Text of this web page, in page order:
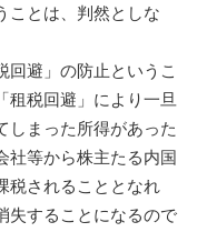
ことは、判然としな
避」の防止というこ
租税回避」により一旦
しまった所得があった
社等から株主たる内国
税されることとなれ
失することになるので